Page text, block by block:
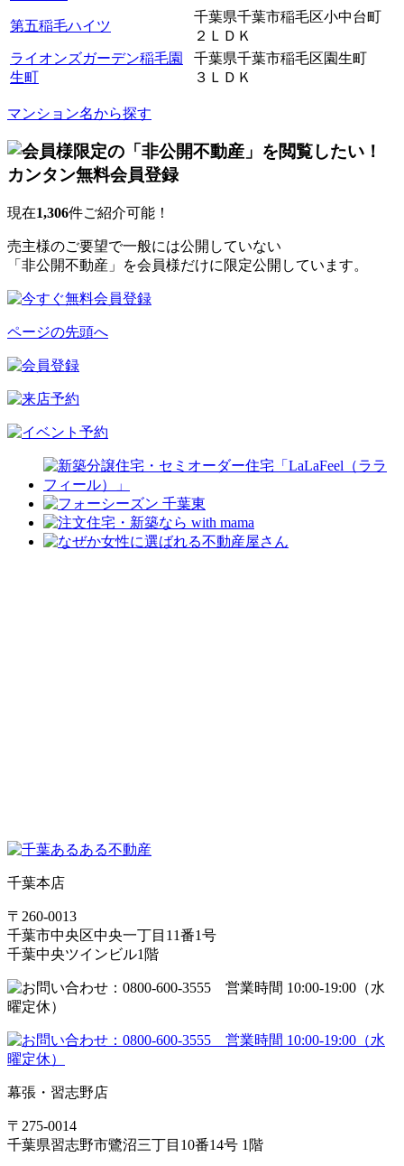
第五稲毛ハイツ
千葉県千葉市稲毛区小中台町
２ＬＤＫ
ライオンズガーデン稲毛園
生町
千葉県千葉市稲毛区園生町
３ＬＤＫ
マンション名から探す
現在1,306件ご紹介可能！
売主様のご要望で一般には公開していない
「非公開不動産」を会員様だけに限定公開しています。
ページの先頭へ
千葉本店
〒260-0013
千葉市中央区中央一丁目11番1号
千葉中央ツインビル1階
幕張・習志野店
〒275-0014
千葉県習志野市鷺沼三丁目10番14号 1階